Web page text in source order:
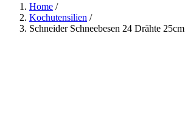
Home /
Kochutensilien /
Schneider Schneebesen 24 Drähte 25cm